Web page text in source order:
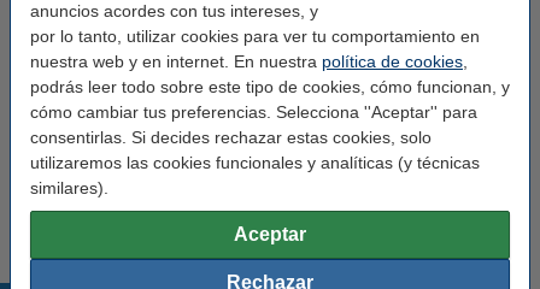
anuncios acordes con tus intereses, y
por lo tanto, utilizar cookies para ver tu comportamiento en
nuestra web y en internet. En nuestra política de cookies
podrás leer todo sobre este tipo de cookies, cómo funcionan, y
cómo cambiar tus preferencias. Selecciona ''Aceptar'' para
consentirlas. Si decides rechazar estas cookies, solo
utilizaremos las cookies funcionales y analíticas (y técnicas
similares).
Aceptar
Rechazar
En almacén externo
289,50 € Comprar
123tinta Cable de red Cat7 S/FTP gris (5 metros)